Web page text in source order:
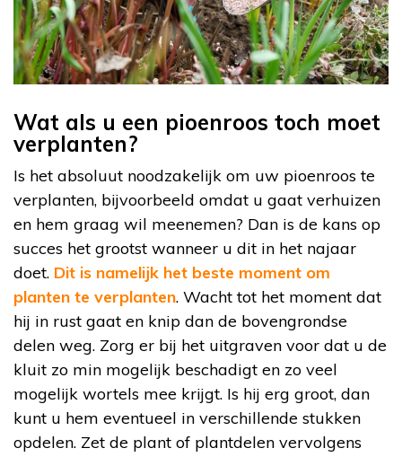
Wat als u een pioenroos toch moet
verplanten?
Is het absoluut noodzakelijk om uw pioenroos te
verplanten, bijvoorbeeld omdat u gaat verhuizen
en hem graag wil meenemen? Dan is de kans op
succes het grootst wanneer u dit in het najaar
doet. Dit is namelijk het beste moment om
planten te verplanten. Wacht tot het moment dat
hij in rust gaat en knip dan de bovengrondse
delen weg. Zorg er bij het uitgraven voor dat u de
kluit zo min mogelijk beschadigt en zo veel
mogelijk wortels mee krijgt. Is hij erg groot, dan
kunt u hem eventueel in verschillende stukken
opdelen. Zet de plant of plantdelen vervolgens